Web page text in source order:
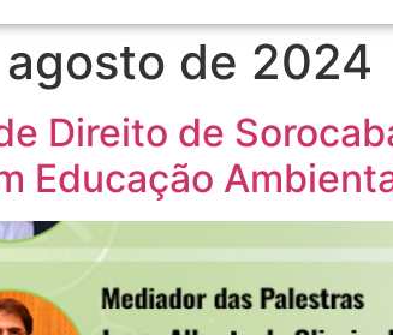
de 2024
Direito de
Educação